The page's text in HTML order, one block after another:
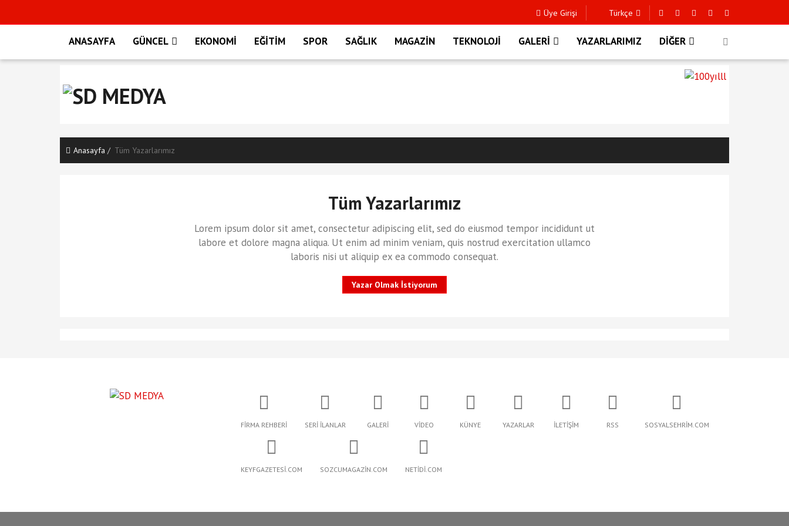
Üye Girişi Türkçe
ANASAYFA GÜNCEL EKONOMİ EĞİTİM SPOR SAĞLIK MAGAZİN TEKNOLOJİ GALERİ YAZARLARIMIZ DİĞER
Anasayfa Tüm Yazarlarımız
Tüm Yazarlarımız
Lorem ipsum dolor sit amet, consectetur adipiscing elit, sed do eiusmod tempor incididunt ut
labore et dolore magna aliqua. Ut enim ad minim veniam, quis nostrud exercitation ullamco
laboris nisi ut aliquip ex ea commodo consequat.
Yazar Olmak İstiyorum
FİRMA REHBERİ SERİ İLANLAR GALERİ VİDEO KÜNYE YAZARLAR İLETİŞİM RSS SOSYALSEHRİM.COM
KEYFGAZETESİ.COM SOZCUMAGAZİN.COM NETİDİ.COM